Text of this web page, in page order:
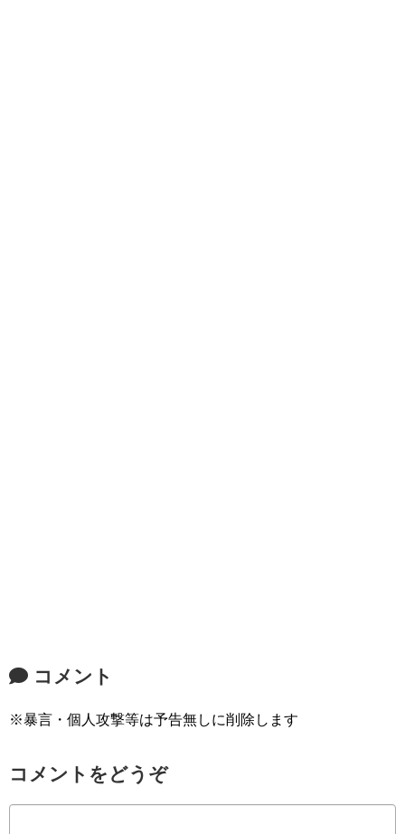
コメント
※暴言・個人攻撃等は予告無しに削除します
コメントをどうぞ